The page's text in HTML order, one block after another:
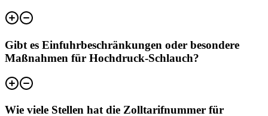
Gibt es Einfuhrbeschränkungen oder besondere
Maßnahmen für Hochdruck-Schlauch?
Wie viele Stellen hat die Zolltarifnummer für